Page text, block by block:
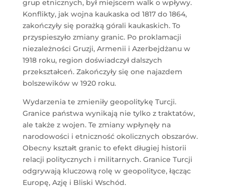
grup etnicznych, był miejscem walk o wpływy.
Konflikty, jak wojna kaukaska od 1817 do 1864,
zakończyły się porażką górali kaukaskich. To
przyspieszyło zmiany granic. Po proklamacji
niezależności Gruzji, Armenii i Azerbejdżanu w
1918 roku, region doświadczył dalszych
przekształceń. Zakończyły się one najazdem
bolszewików w 1920 roku.
Wydarzenia te zmieniły geopolitykę Turcji.
Granice państwa wynikają nie tylko z traktatów,
ale także z wojen. Te zmiany wpłynęły na
narodowości i etniczność okolicznych obszarów.
Obecny kształt granic to efekt długiej historii
relacji politycznych i militarnych. Granice Turcji
odgrywają kluczową rolę w geopolityce, łącząc
Europę, Azję i Bliski Wschód.